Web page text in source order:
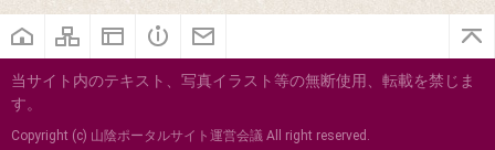
当サイト内のテキスト、写真イラスト等の無断使用、転載を禁じま
す。
Copyright (c) 山陰ポータルサイト運営会議 All right reserved.